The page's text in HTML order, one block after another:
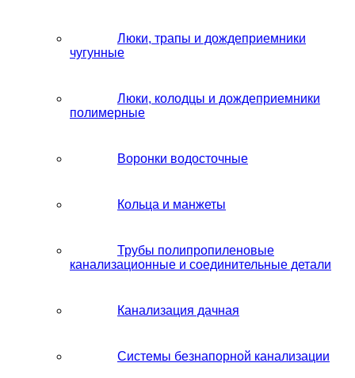
Люки, трапы и дождеприемники
чугунные
Люки, колодцы и дождеприемники
полимерные
Воронки водосточные
Кольца и манжеты
Трубы полипропиленовые
канализационные и соединительные детали
Канализация дачная
Системы безнапорной канализации